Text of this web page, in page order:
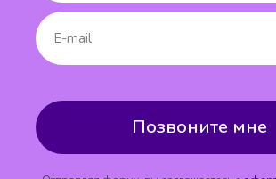
Позвоните мне